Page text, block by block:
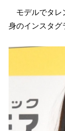
モデルでタレ
身のインスタグ